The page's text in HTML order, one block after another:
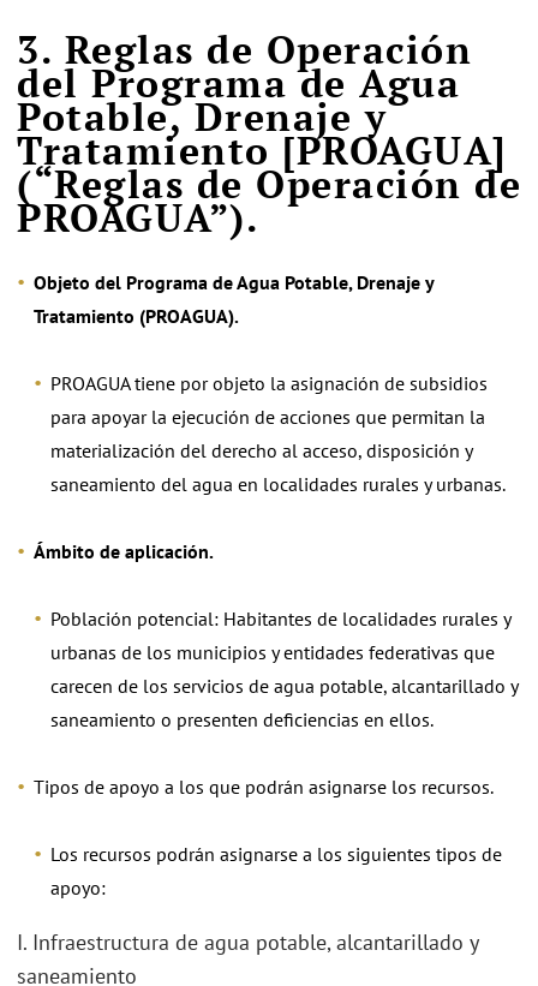
3. Reglas de Operación
del Programa de Agua
Potable, Drenaje y
Tratamiento [PROAGUA]
(“Reglas de Operación de
PROAGUA”).
Objeto del Programa de Agua Potable, Drenaje y
Tratamiento (PROAGUA).
PROAGUA tiene por objeto la asignación de subsidios
para apoyar la ejecución de acciones que permitan la
materialización del derecho al acceso, disposición y
saneamiento del agua en localidades rurales y urbanas.
Ámbito de aplicación.
Población potencial: Habitantes de localidades rurales y
urbanas de los municipios y entidades federativas que
carecen de los servicios de agua potable, alcantarillado y
saneamiento o presenten deficiencias en ellos.
Tipos de apoyo a los que podrán asignarse los recursos.
Los recursos podrán asignarse a los siguientes tipos de
apoyo:
I. Infraestructura de agua potable, alcantarillado y
saneamiento